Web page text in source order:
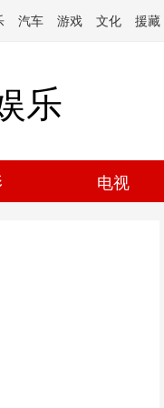
汽车 游戏 文化 援藏
乐
电视